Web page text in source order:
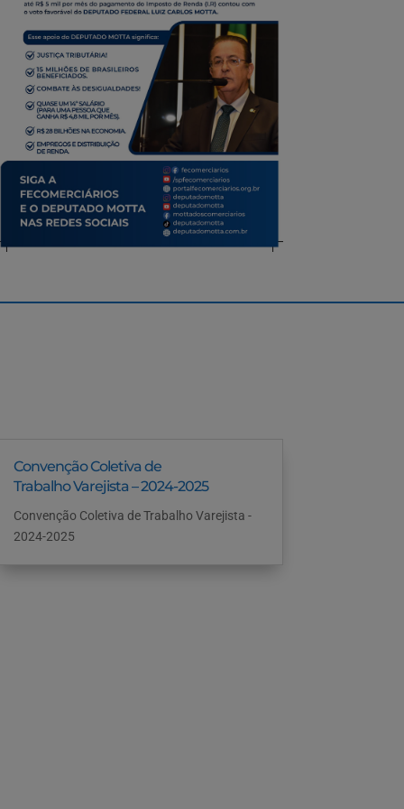
Convenção Coletiva de
Trabalho Varejista – 2024-2025
Convenção Coletiva de Trabalho Varejista -
2024-2025